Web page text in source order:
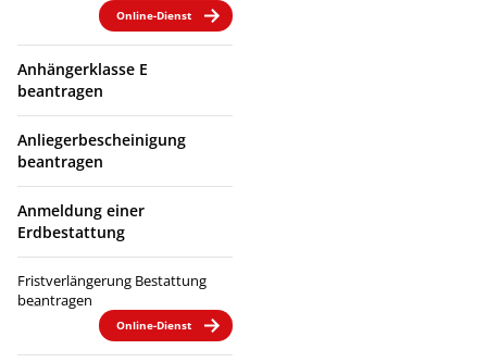
Online-Dienst
Anhängerklasse E
beantragen
Anliegerbescheinigung
beantragen
Anmeldung einer
Erdbestattung
Fristverlängerung Bestattung
beantragen
Online-Dienst